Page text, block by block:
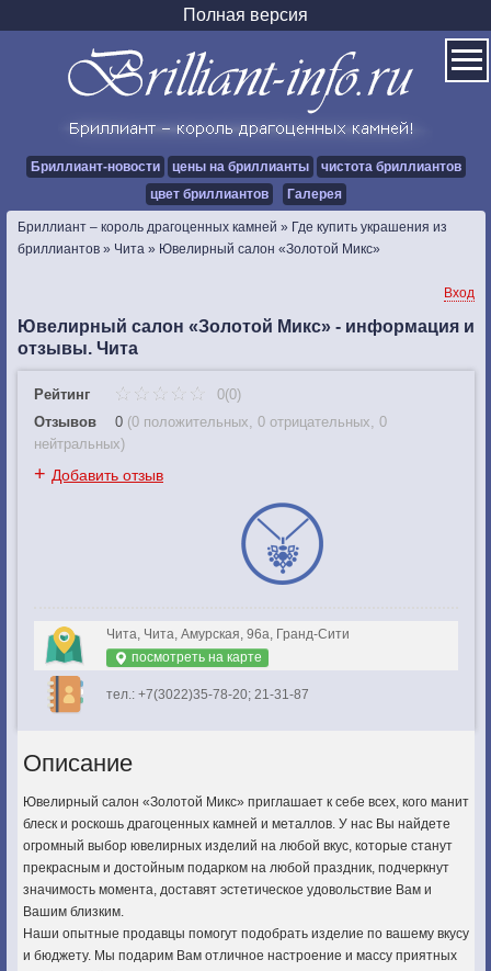
Полная версия
Бриллиант-новости цены на бриллианты
чистота бриллиантов
цвет бриллиантов
Галерея
Бриллиант – король драгоценных камней » Где купить украшения из
бриллиантов » Чита » Ювелирный салон «Золотой Микс»
Вход
Ювелирный салон «Золотой Микс» - информация и
отзывы. Чита
Рейтинг
0(0)
Отзывов
0 (0 положительных, 0 отрицательных, 0
нейтральных)
+ Добавить отзыв
Чита, Чита, Амурская, 96а, Гранд-Сити
посмотреть на карте
тел.: +7(3022)35-78-20; 21-31-87
Описание
Ювелирный салон «Золотой Микс» приглашает к себе всех, кого манит
блеск и роскошь драгоценных камней и металлов. У нас Вы найдете
огромный выбор ювелирных изделий на любой вкус, которые станут
прекрасным и достойным подарком на любой праздник, подчеркнут
значимость момента, доставят эстетическое удовольствие Вам и
Вашим близким.
Наши опытные продавцы помогут подобрать изделие по вашему вкусу
и бюджету. Мы подарим Вам отличное настроение и массу приятных